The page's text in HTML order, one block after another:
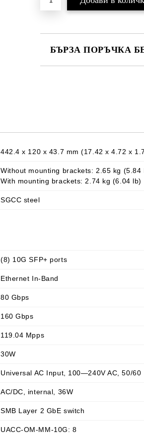
БЪРЗА ПОРЪЧКА
442.4 x 120 x 43.7 mm (17.42 x 4.72 x
Without mounting brackets: 2.65 kg (5.84
With mounting brackets: 2.74 kg (6.04 lb)
SGCC steel
(8) 10G SFP+ ports
Ethernet In-Band
80 Gbps
160 Gbps
119.04 Mpps
30W
Universal AC Input, 100—240V AC, 50/60
AC/DC, internal, 36W
SMB Layer 2 GbE switch
UACC-OM-MM-10G: 8